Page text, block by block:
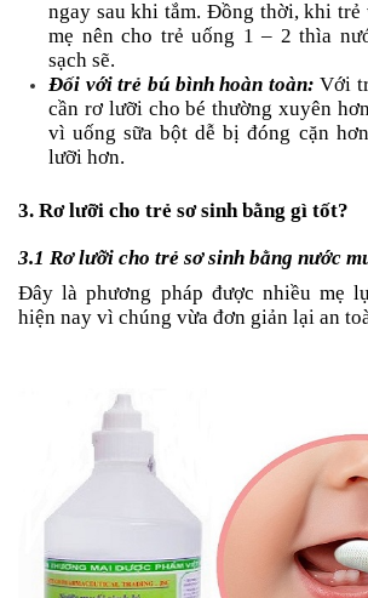
ngay sau khi tắm. Đồng thời, khi trẻ
mẹ nên cho trẻ uống 1 – 2 thìa
sạch sẽ.
Đối với trẻ bú bình hoàn toàn: Với
cần rơ lưỡi cho bé thường xuyên
vì uống sữa bột dễ bị đóng cặn
lưỡi hơn.
3. Rơ lưỡi cho trẻ sơ sinh bằng gì tốt?
3.1 Rơ lưỡi cho trẻ sơ sinh bằng nước
Đây là phương pháp được nhiều mẹ
hiện nay vì chúng vừa đơn giản lại an